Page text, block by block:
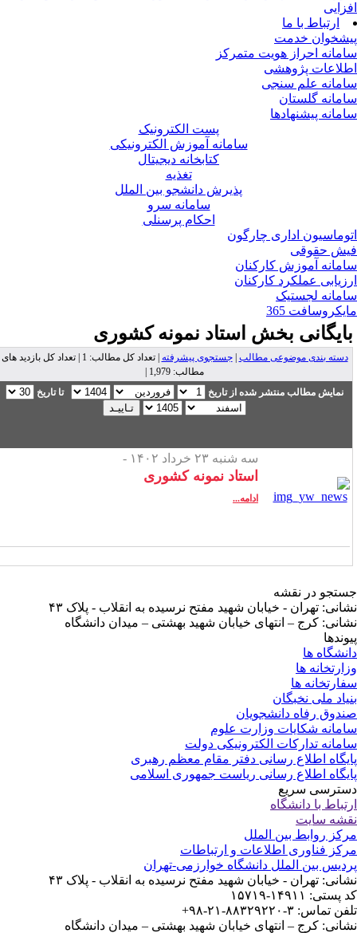
ارتباط با ما
خدمت
احراز هویت متمرکز
پژوهشی
علم سنجی
گلستان
پیشنهادها
پست الکترونیک
سامانه آموزش الکترونیکی
کتابخانه دیجیتال
تغذیه
پذیرش دانشجو بین الملل
سامانه سرو
احکام پرسنلی
اداری چارگون
حقوقی
آموزش کارکنان
عملکرد کارکنان
لجستیک
365
بخشاستاد نمونه کشوری
دسته بندی موضوعی مطالب|جستجوی پیشرفته
| تعداد کل مطالب: 1 | تعداد کل بازدید های
مطالب: 1,979 |
نمایش مطالب منتشر شده از تاریخ
تا تاریخ
سه شنبه ۲۳ خرداد ۱۴۰۲ -
استاد نمونه کشوری
ادامه...
در نقشه
تهران - خیابان شهید مفتح نرسیده به انقلاب - پلاک ۴۳
کرج – انتهای خیابان شهید بهشتی – میدان دانشگاه
ها
ها
ها
ملی نخبگان
رفاه دانشجویان
شکایات وزارت علوم
تدارکات الکترونیکی دولت
اطلاع رسانی دفتر مقام معظم رهبری
اطلاع رسانی ریاست جمهوری اسلامی
سریع
با دانشگاه
سایت
روابط بین الملل
فناوری اطلاعات و ارتباطات
بین الملل دانشگاه خوارزمی-تهران
تهران - خیابان شهید مفتح نرسیده به انقلاب - پلاک ۴۳
۱۴۹۱۱-۱۵۷۱۹
تماس: ۳-۸۸۳۲۹۲۲۰-۲۱-۹۸+
کرج – انتهای خیابان شهید بهشتی – میدان دانشگاه